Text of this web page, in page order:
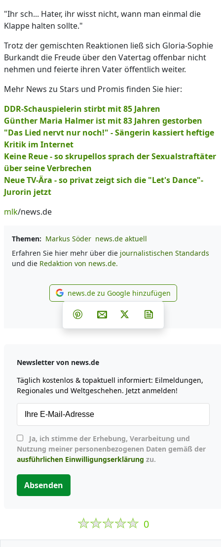
"Ihr sch... Hater, ihr wisst nicht, wann man einmal die
Klappe halten sollte."
Trotz der gemischten Reaktionen ließ sich Gloria-Sophie
Burkandt die Freude über den Vatertag offenbar nicht
nehmen und feierte ihren Vater öffentlich weiter.
Mehr News zu Stars und Promis finden Sie hier:
DDR-Schauspielerin stirbt mit 85 Jahren
Günther Maria Halmer ist mit 83 Jahren gestorben
"Das Lied nervt nur noch!" - Sängerin kassiert heftige
Kritik im Internet
Keine Reue - so skrupellos sprach der Sexualstraftäter
über seine Verbrechen
Neue TV-Ära - so privat zeigt sich die "Let's Dance"-
Jurorin jetzt
mlk/news.de
Themen: Markus Söder news.de aktuell
Erfahren Sie hier mehr über die journalistischen Standards
und die Redaktion von news.de.
news.de zu Google
news.de zu Google hinzufügen
Teilen auf Facebook
Teilen auf Whatsapp
Teilen auf Telegram
Teilen auf Pinterest
Per E-Mail teilen
Post auf XNewsletter
Newsletter von news.de
Täglich kostenlos & topaktuell informiert: Eilmeldungen,
Regionales und Weltgeschehen. Jetzt anmelden!
Nutzung meiner personenbezogenen Daten gemäß der
ausführlichen Einwilligungserklärung zu.
Absenden
0